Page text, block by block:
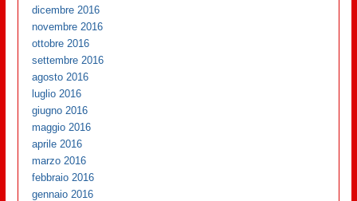
dicembre 2016
novembre 2016
ottobre 2016
settembre 2016
agosto 2016
luglio 2016
giugno 2016
maggio 2016
aprile 2016
marzo 2016
febbraio 2016
gennaio 2016